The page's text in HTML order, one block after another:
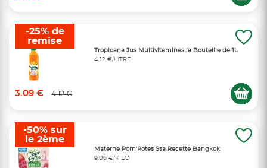
Tropicana Jus Multivitamines la Bouteille de 1L
4,12 €/LITRE
3.09 € 4.12 €
-25% de
remise
Materne Pom'Potes Ssa Recette Bangkok
9,06 €/KILO
-50% sur
le 2ème